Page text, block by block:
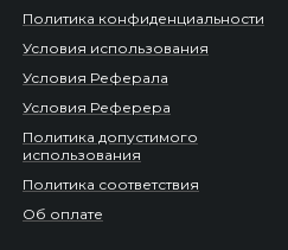
Политика конфиденциальности
Условия использования
Условия Реферала
Условия Реферера
Политика допустимого
использования
Политика соответствия
Об оплате